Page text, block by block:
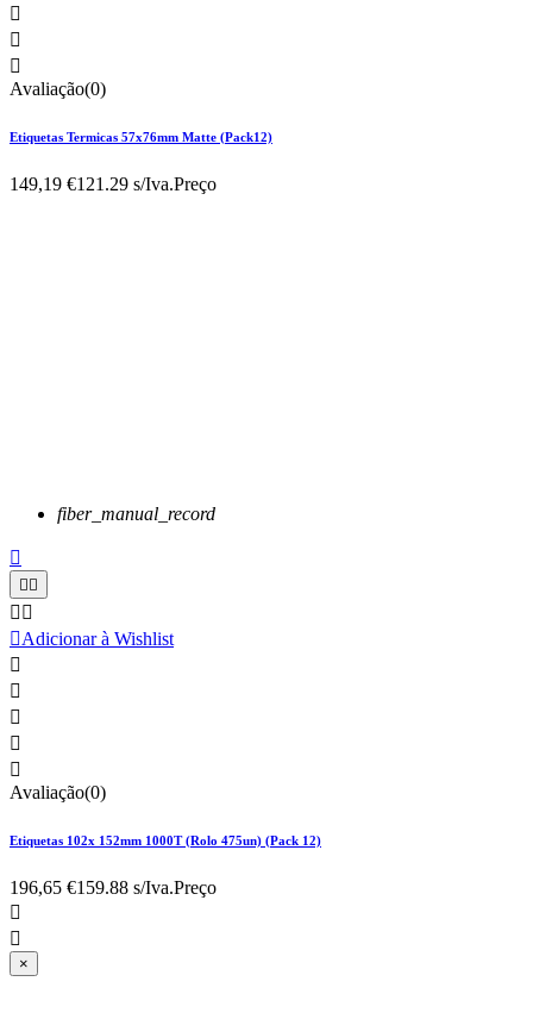



Avaliação(0)
Etiquetas Termicas 57x76mm Matte (Pack12)
149,19 €121.29 s/Iva.Preço
fiber_manual_record

 
 
Adicionar à Wishlist





Avaliação(0)
Etiquetas 102x 152mm 1000T (Rolo 475un) (Pack 12)
196,65 €159.88 s/Iva.Preço


×